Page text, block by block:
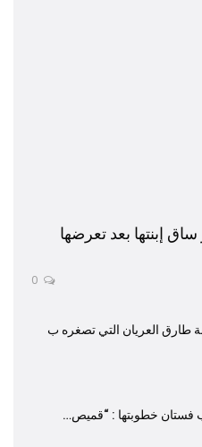
إبنتها بعد تعرضها
طارق العريان التي تصغره ب
فستان خطوبتها : “قميص…